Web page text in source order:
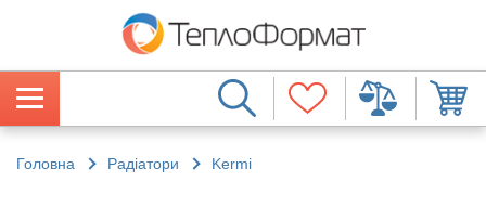
Головна Радіатори Kermi